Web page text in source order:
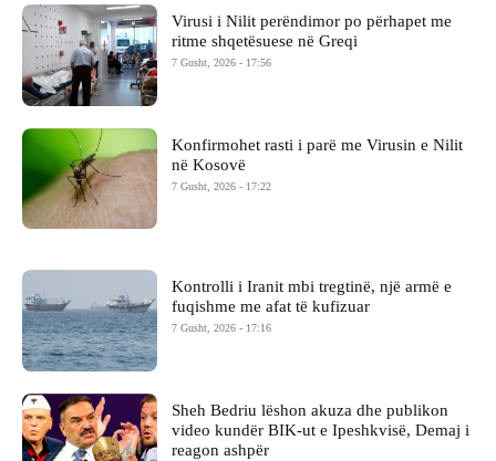
Virusi i Nilit perëndimor po përhapet me
ritme shqetësuese në Greqi
7 Gusht, 2026 - 17:56
Konfirmohet rasti i parë me Virusin e Nilit
në Kosovë
7 Gusht, 2026 - 17:22
Kontrolli i Iranit mbi tregtinë, një armë e
fuqishme me afat të kufizuar
7 Gusht, 2026 - 17:16
Sheh Bedriu lëshon akuza dhe publikon
video kundër BIK-ut e Ipeshkvisë, Demaj i
reagon ashpër